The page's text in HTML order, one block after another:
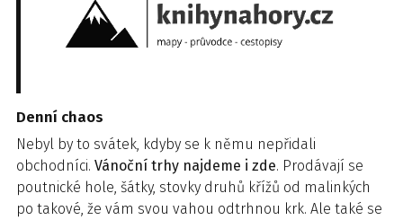
Denní chaos
Nebyl by to svátek, kdyby se k němu nepřidali
obchodníci. Vánoční trhy najdeme i zde. Prodávají se
poutnické hole, šátky, stovky druhů křížů od malinkých
po takové, že vám svou vahou odtrhnou krk. Ale také se